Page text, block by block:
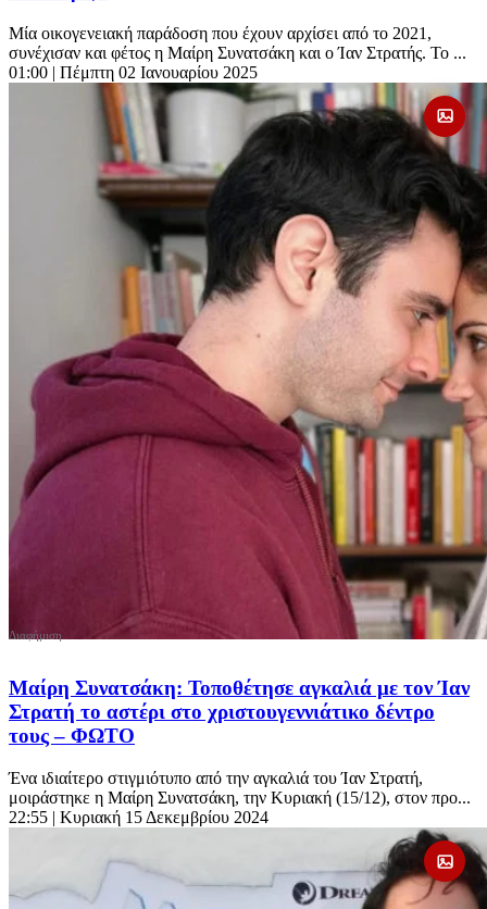
Μία οικογενειακή παράδοση που έχουν αρχίσει από το 2021,
συνέχισαν και φέτος η Μαίρη Συνατσάκη και ο Ίαν Στρατής. Το ...
01:00 | Πέμπτη 02 Ιανουαρίου 2025
Μαίρη Συνατσάκη: Τοποθέτησε αγκαλιά με τον Ίαν
Στρατή το αστέρι στο χριστουγεννιάτικο δέντρο
τους – ΦΩΤΟ
Ένα ιδιαίτερο στιγμιότυπο από την αγκαλιά του Ίαν Στρατή,
μοιράστηκε η Μαίρη Συνατσάκη, την Κυριακή (15/12), στον προ...
22:55 | Κυριακή 15 Δεκεμβρίου 2024